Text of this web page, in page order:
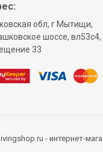
обл, г Мытищи,
шоссе, вл53с4,
33
- интернет-